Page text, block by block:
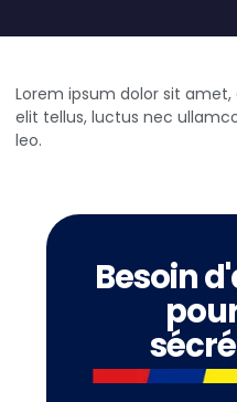
Lorem ipsum dolor sit
elit tellus, luctus nec
leo.
Besoin